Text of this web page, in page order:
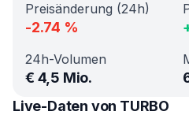
Preisänderung (24h)
-2.74 %
24h-Volumen
€ 4,5 Mio.
Live-Daten von TURBO